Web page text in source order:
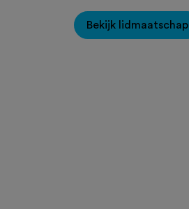
Bekijk lidmaatschap